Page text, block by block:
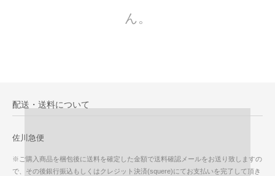
ん。
配送・送料について
佐川急便
※ご購入商品を梱包後に送料を確定した金額で送料確認メールをお送り致しますの
で、その後銀行振込もしくはクレジット決済(squere)にてお支払いを完了して頂き